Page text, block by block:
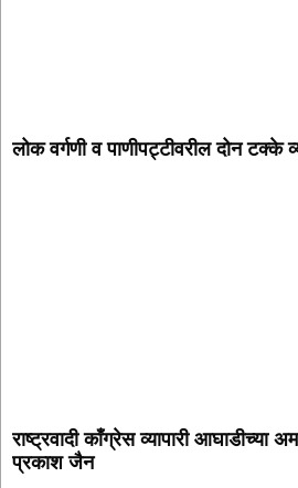
लोक वर्गणी व पाणीपट्टीवरील दोन टक्के
राष्ट्रवादी काँग्रेस व्यापारी आघाडीच्या
प्रकाश जैन